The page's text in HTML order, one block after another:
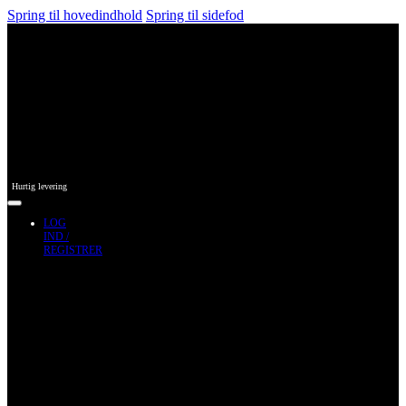
Spring til hovedindhold Spring til sidefod
Hurtig levering
LOG
IND /
REGISTRER